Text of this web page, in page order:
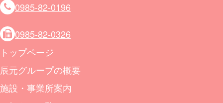
0985-82-0196
0985-82-0326
トップページ
辰元グループの概要
施設・事業所案内